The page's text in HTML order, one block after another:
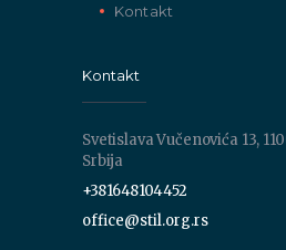
Kontakt
Kontakt
Svetislava Vučenovića 13,
Srbija
+381648104452
office@stil.org.rs